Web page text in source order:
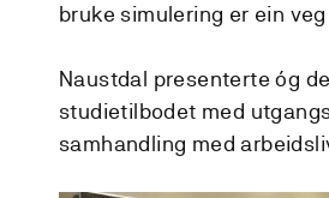
bruke simulering er ein
Naustdal presenterte óg
studietilbodet med
samhandling med